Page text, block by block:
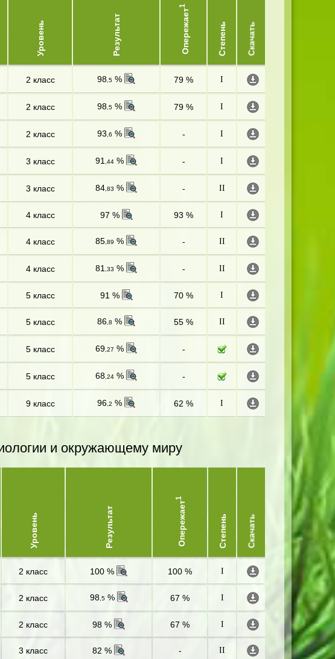
Уровень Результат Опережает
1
Степень Скачать
2 класс 98 ,5 % 79 % I
2 класс 98 ,5 % 79 % I
2 класс 93 ,6 % - I
3 класс 91 ,44 % - I
3 класс 84 ,83 % - II
4 класс 97 % 93 % I
4 класс 85 ,89 % - II
4 класс 81 ,33 % - II
5 класс 91 % 70 % I
5 класс 86 ,8 % 55 % II
5 класс 69 ,27 % -
5 класс 68 ,24 % -
9 класс 96 ,2 % 62 % I
и окружающему миру
Уровень Результат Опережает
1
Степень Скачать
2 класс 100 % 100 % I
2 класс 98,5% 67 % I
2 класс 98 % 67 % I
3 класс 82 % - II